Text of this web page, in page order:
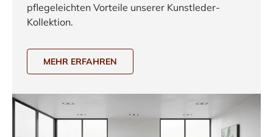
pflegeleichten Vorteile unserer Kunstleder-
Kollektion.
MEHR ERFAHREN